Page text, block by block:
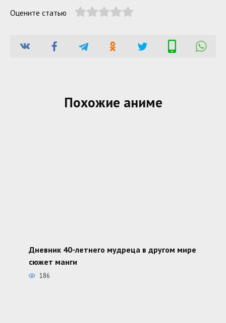
Оцените статью
Похожие аниме
Дневник 40-летнего мудреца в другом мире
сюжет манги
186